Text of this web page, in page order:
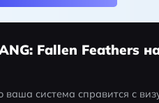
Fallen Feathers
система справится с